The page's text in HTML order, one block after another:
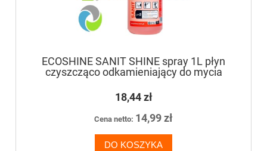
ECOSHINE SANIT SHINE spray 1L płyn
czyszcząco odkamieniający do mycia
18,44 zł
Cena netto: 14,99 zł
DO KOSZYKA